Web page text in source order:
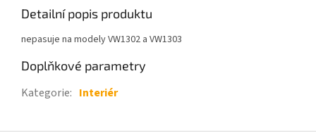
Detailní popis produktu
nepasuje na modely VW1302 a VW1303
Doplňkové parametry
Kategorie: Interiér